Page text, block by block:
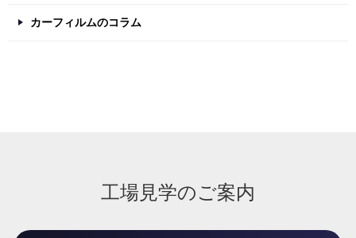
カーフィルムのコラム
工場見学のご案内